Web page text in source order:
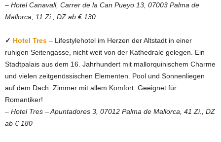
– Hotel Canavall, Carrer de la Can Pueyo 13, 07003 Palma de
Mallorca, 11 Zi., DZ ab € 130
✓ Hotel Tres – Lifestylehotel im Herzen der Altstadt in einer
ruhigen Seitengasse, nicht weit von der Kathedrale gelegen. Ein
Stadtpalais aus dem 16. Jahrhundert mit mallorquinischem Charme
und vielen zeitgenössischen Elementen. Pool und Sonnenliegen
auf dem Dach. Zimmer mit allem Komfort. Geeignet für
Romantiker!
– Hotel Tres – Apuntadores 3, 07012 Palma de Mallorca, 41 Zi., DZ
ab € 180